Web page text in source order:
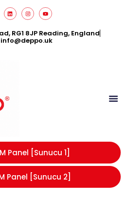
RG1 8JP Reading, England
info@deppo.uk
Panel [Sunucu 1]
Panel [Sunucu 2]